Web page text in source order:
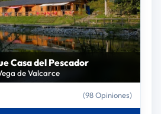
Casa del Pescador
de Valcarce
(98 Opiniones)